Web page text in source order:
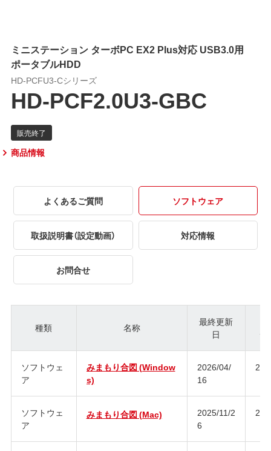
ミニステーション ターボPC EX2 Plus対応 USB3.0用
ポータブルHDD
HD-PCFU3-Cシリーズ
HD-PCF2.0U3-GBC
商品情報
よくあるご質問 ソフトウェア
取扱説明書（設定動画） 対応情報
お問合せ
種類 名称
最終更新
日
ジ
ソフトウェ
ア
みまもり合図 (Window
s)
2026/04/
16
ソフトウェ
ア
みまもり合図 (Mac)
2025/11/2
6